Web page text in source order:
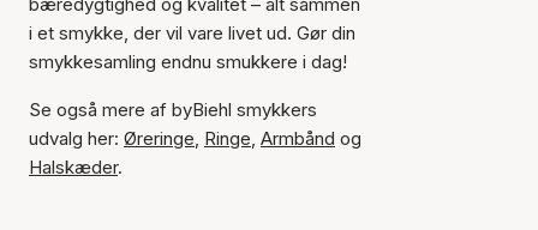
i et smykke, der vil vare livet ud. Gør din
smykkesamling endnu smukkere i dag!
Se også mere af byBiehl smykkers
udvalg her: Øreringe, Ringe, Armbånd og
Halskæder.